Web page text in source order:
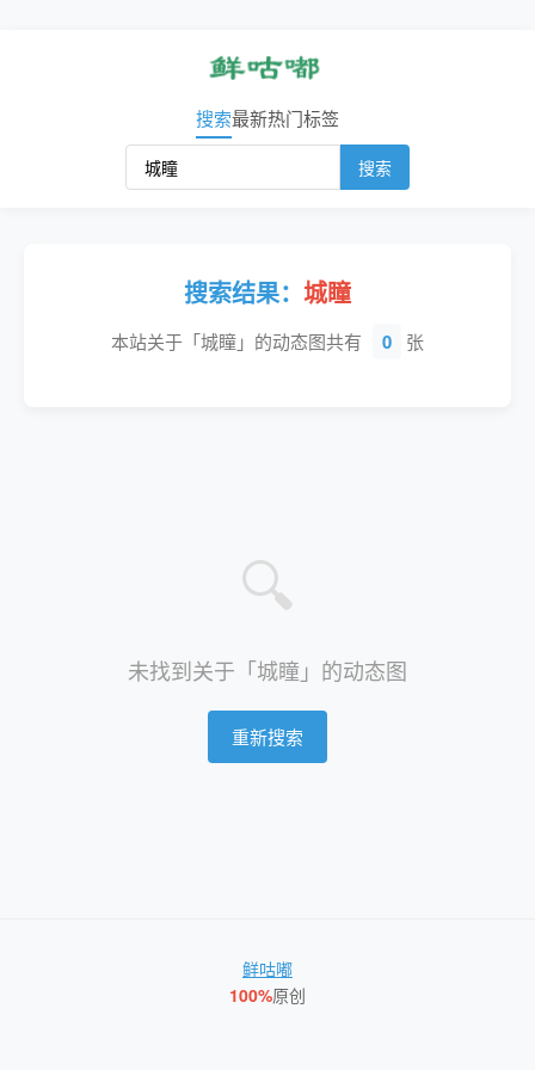
搜索最新热门标签
搜索
搜索结果： 城瞳
本站关于「城瞳」的动态图共有 0 张
🔍
未找到关于「城瞳」的动态图
重新搜索
鲜咕嘟
100%原创